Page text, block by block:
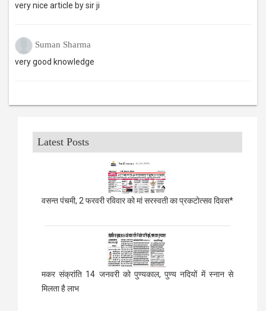
very nice article by sir ji
Suman Sharma
very good knowledge
Latest Posts
वसन्त पंचमी, 2 फरवरी रविवार को मां सरस्वती का प्रकटोत्सव दिवस*
मकर संक्रांति 14 जनवरी को पुण्यकाल, पुण्य नदियों में स्नान से
मिलता है लाभ